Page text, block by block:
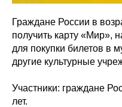
Граждане России в
получить карту «Мир»,
для покупки билетов в
другие культурные
Участники: граждане
лет.